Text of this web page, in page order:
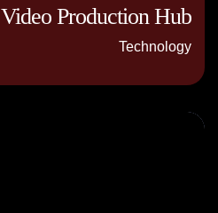
Video Production Hub
Technology